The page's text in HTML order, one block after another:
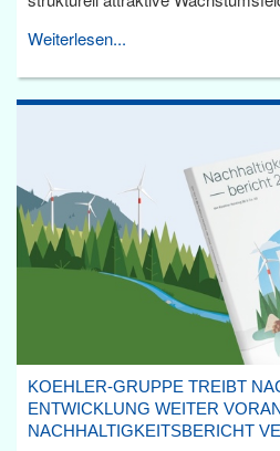
Weiterlesen...
KOEHLER-GRUPPE TREIBT
ENTWICKLUNG WEITER
NACHHALTIGKEITSBERICHT